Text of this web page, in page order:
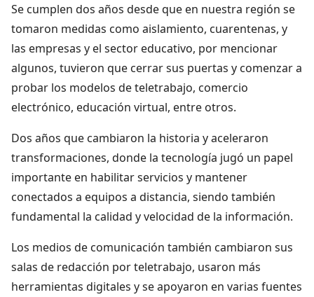
Se cumplen dos años desde que en nuestra región se
tomaron medidas como aislamiento, cuarentenas, y
las empresas y el sector educativo, por mencionar
algunos, tuvieron que cerrar sus puertas y comenzar a
probar los modelos de teletrabajo, comercio
electrónico, educación virtual, entre otros.
Dos años que cambiaron la historia y aceleraron
transformaciones, donde la tecnología jugó un papel
importante en habilitar servicios y mantener
conectados a equipos a distancia, siendo también
fundamental la calidad y velocidad de la información.
Los medios de comunicación también cambiaron sus
salas de redacción por teletrabajo, usaron más
herramientas digitales y se apoyaron en varias fuentes